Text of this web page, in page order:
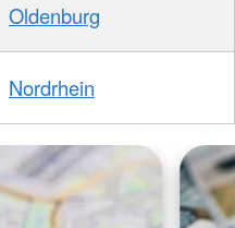
Oldenburg
Nordrhein